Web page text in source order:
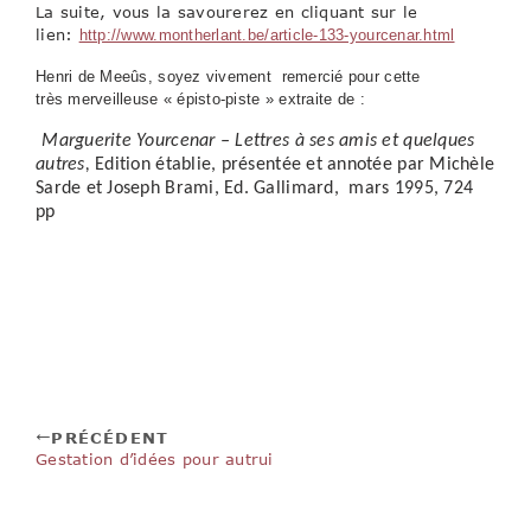
La suite, vous la savourerez en cliquant sur le
lien:
http://www.montherlant.be/article-133-yourcenar.html
Henri de Meeûs, soyez vivement remercié pour cette
très merveilleuse « épisto-piste » extraite de :
Marguerite Yourcenar – Lettres à ses amis et quelques
autres, Edition établie, présentée et annotée par Michèle
Sarde et Joseph Brami, Ed. Gallimard, mars 1995, 724
pp
PRÉCÉDENT
Gestation d’idées pour autrui